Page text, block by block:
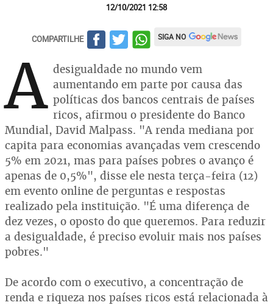
12/10/2021 12:58
COMPARTILHE SIGA NO
A desigualdade no mundo vem
aumentando em parte por causa das
políticas dos bancos centrais de países
ricos, afirmou o presidente do Banco
Mundial, David Malpass. "A renda mediana por
capita para economias avançadas vem crescendo
5% em 2021, mas para países pobres o avanço é
apenas de 0,5%", disse ele nesta terça-feira (12)
em evento online de perguntas e respostas
realizado pela instituição. "É uma diferença de
dez vezes, o oposto do que queremos. Para reduzir
a desigualdade, é preciso evoluir mais nos países
pobres."
De acordo com o executivo, a concentração de
renda e riqueza nos países ricos está relacionada à